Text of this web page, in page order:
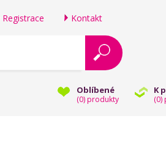
Registrace Kontakt
Oblíbené
(0) produkty
K
(0)